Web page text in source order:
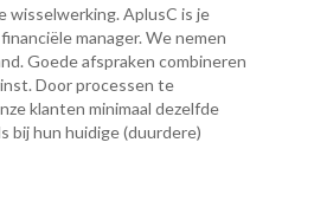
wisselwerking. AplusC is je
manager. We nemen
Goede afspraken combineren
Door processen te
klanten minimaal dezelfde
bij hun huidige (duurdere)